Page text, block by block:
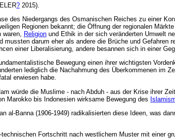
? 2015).
des Niedergangs des Osmanischen Reiches zu einer
Regionen bekannt; die Öffnung der regionalen
waren, Religion und Ethik in der sich veränderten Umwelt
darum eher als andere die Brüche und Gefahren
einer Liberalisierung, andere besannen sich in einer
Bewegung einen ihrer wichtigsten
lediglich die Nachahmung des Überkommenen im
erwiesen habe.
würde die Muslime - nach Abduh - aus der Krise ihrer
Marokko bis Indonesien wirksame Bewegung des
al-Banna (1906-1949) radikalisierten diese Ideen, was
Fortschritt nach westlichem Muster mit einer